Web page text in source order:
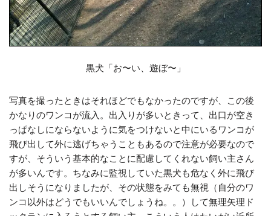
黒犬「お〜い、遊ぼ〜」
写真を撮ったときはそれほどでもなかったのですが、この後
かなりのワンコが流入。出入りが多いときって、出口が空き
っぱなしにならないように気をつけないと中にいるワンコが
飛び出して外に逃げちゃうこともあるので注意が必要なので
すが、そういう基本的なことに配慮してくれない飼い主さん
が多いんです。ちなみに監視していた黒犬も危なく外に飛び
出しそうになりましたが、その状態をみても無視（自分のワ
ンコ以外はどうでもいいんでしょうね。。）して無理矢理ド